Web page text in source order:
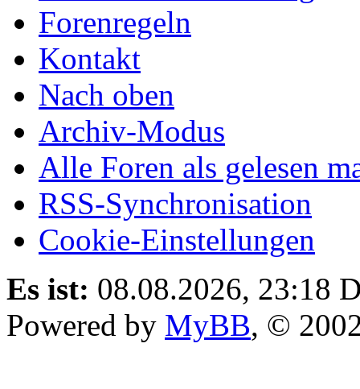
Forenregeln
Kontakt
Nach oben
Archiv-Modus
Alle Foren als gelesen
RSS-Synchronisation
Cookie-Einstellungen
Es ist: 08.08.2026, 23:18
Powered by MyBB, ©